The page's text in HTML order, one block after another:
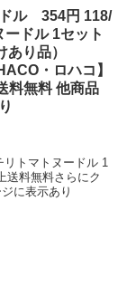
ル 354円 118/
ドル 1セット
あり品）
・ロハコ】
料無料 他商品
リトマトヌードル 1
送料無料さらにク
に表示あり